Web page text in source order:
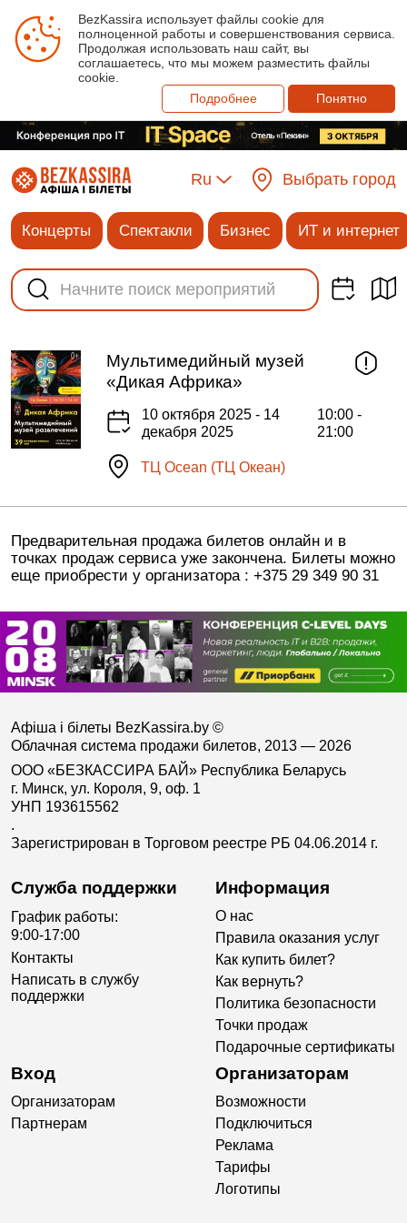
BezKassira использует файлы cookie для
полноценной работы и совершенствования сервиса.
Продолжая использовать наш сайт, вы
соглашаетесь, что мы можем разместить файлы
cookie.
Подробнее
Понятно
Ru Выбрать город
Концерты Спектакли Бизнес ИТ и интернет
Мультимедийный музей
«Дикая Африка»
10 октября 2025 - 14
декабря 2025
10:00 -
21:00
ТЦ Ocean (ТЦ Океан)
Предварительная продажа билетов онлайн и в
точках продаж сервиса уже закончена. Билеты можно
еще приобрести у организатора : +375 29 349 90 31
Афіша і білеты BezKassira.by ©
Облачная система продажи билетов, 2013 — 2026
ООО «БЕЗКАССИРА БАЙ» Республика Беларусь
г. Минск, ул. Короля, 9, оф. 1
УНП 193615562
.
Зарегистрирован в Торговом реестре РБ 04.06.2014 г.
Служба поддержки
График работы:
9:00-17:00
Контакты
Написать в службу
поддержки
Информация
О нас
Правила оказания услуг
Как купить билет?
Как вернуть?
Политика безопасности
Точки продаж
Подарочные сертификаты
Вход
Организаторам
Партнерам
Организаторам
Возможности
Подключиться
Реклама
Тарифы
Логотипы